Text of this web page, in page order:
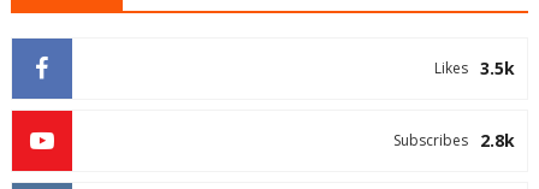
3.5k
Likes
2.8k
Subscribes